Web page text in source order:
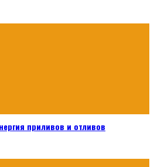
приливов и отливов